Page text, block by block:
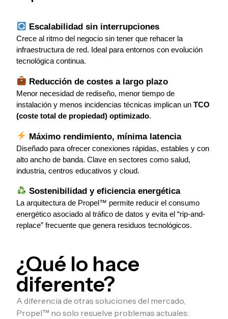
Escalabilidad sin interrupciones
Crece al ritmo del negocio sin tener que rehacer la
infraestructura de red. Ideal para entornos con evolución
tecnológica continua.
Reducción de costes a largo plazo
Menor necesidad de rediseño, menor tiempo de
instalación y menos incidencias técnicas implican unTCO
(coste total de propiedad) optimizado.
Máximo rendimiento, mínima latencia
Diseñado para ofrecer conexiones rápidas, estables y con
alto ancho de banda. Clave en sectores como salud,
industria, centros educativos y cloud.
Sostenibilidad y eficiencia energética
La arquitectura de Propel™ permite reducir el consumo
energético asociado al tráfico de datos y evita el “rip-and-
replace” frecuente que genera residuos tecnológicos.
¿Qué lo hace
diferente?
A diferencia de otras soluciones del mercado,
Propel™ no solo resuelve problemas actuales: